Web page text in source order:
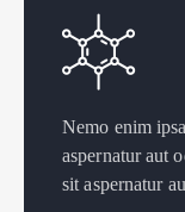
Nemo enim
aspernatur aut
sit aspernatur